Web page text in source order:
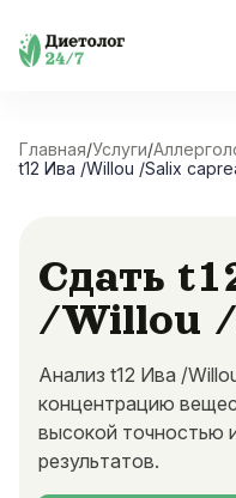
Skip
Главная/Услуги/
t12 Ива /Willou /Salix
Сдать
/Willou /
Анализ t12 Ива /
концентрацию
высокой точностью
результатов.